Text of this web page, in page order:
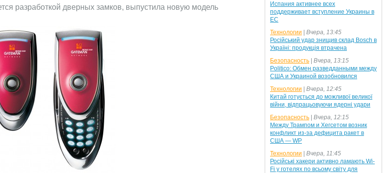
разработкой дверных замков, выпустила новую модель
Испания активнее всех
поддерживает вступление Украины в
ЕС
Технологии
Вчера, 13:45
Російський удар знищив склад Bosch в
Україні: продукція втрачена
Безопасность
Вчера, 13:15
Politico: Обмен разведданными между
США и Украиной возобновился
Технологии
Вчера, 12:45
Китай готується до можливої великої
війни, відпрацьовуючи ядерні удари
Безопасность
Вчера, 12:15
Между Трампом и Хегсетом возник
конфликт из-за дефицита ракет в
США — WP
Технологии
Вчера, 11:45
Російські хакери активно ламають Wi-
Fi у готелях по всьому світу для